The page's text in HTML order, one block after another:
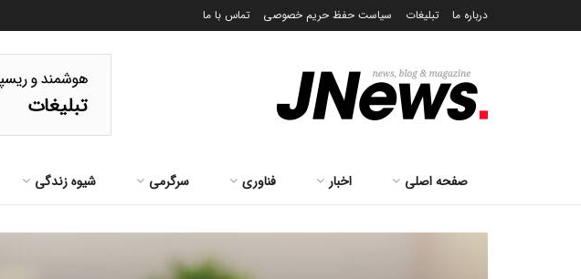
درباره ما تبلیغات سیاست حفظ حریم خصوصی تماس با ما
صفحه اصلی اخبار فناوری سرگرمی شیوه زندگی